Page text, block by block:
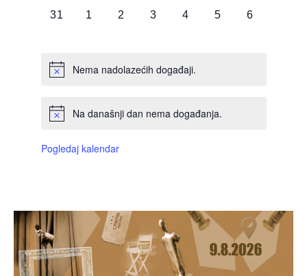
0
31
0
1
0
2
0
3
0
4
0
5
0
6
Nema nadolazećih događaji.
Na današnji dan nema događanja.
Pogledaj kalendar